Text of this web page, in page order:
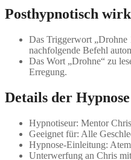
Posthypnotisch
Das Triggerwort „Drohne
nachfolgende Befehl
Das Wort „Drohne“ zu
Erregung.
Details der Hypnose
Hypnotiseur: Mentor Chris
Geeignet für: Alle
Hypnose-Einleitung:
Unterwerfung an Chris